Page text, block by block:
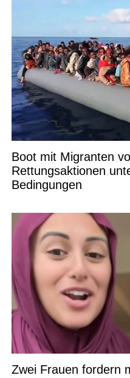
Boot mit Migranten
Rettungsaktionen
Bedingungen
Zwei Frauen fordern